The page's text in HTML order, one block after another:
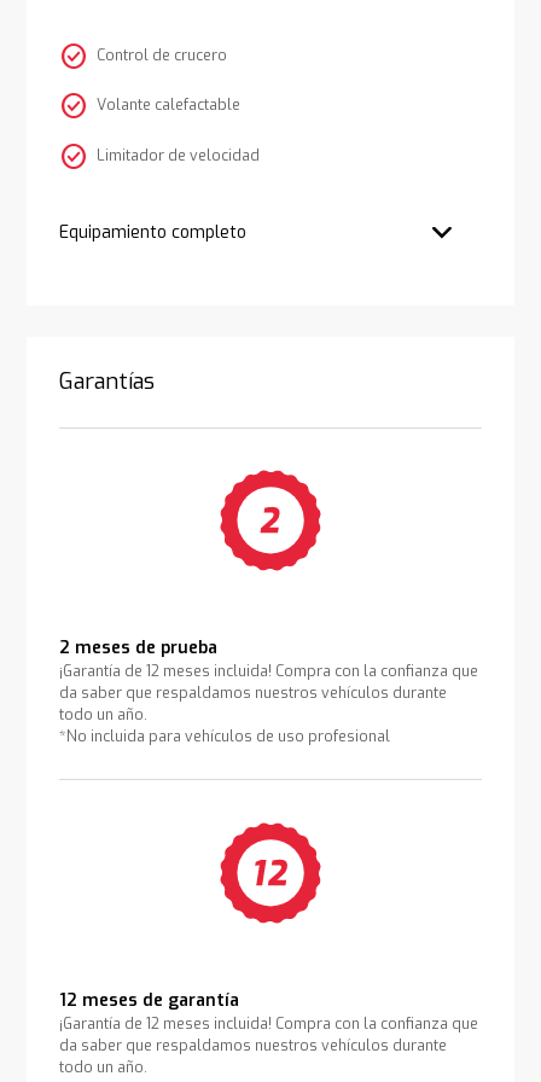
check_circle Control de crucero
check_circle Volante calefactable
check_circle Limitador de velocidad
Equipamiento completo
Garantías
2 meses de prueba
¡Garantía de 12 meses incluida! Compra con la confianza que
da saber que respaldamos nuestros vehículos durante
todo un año.
*No incluida para vehículos de uso profesional
12 meses de garantía
¡Garantía de 12 meses incluida! Compra con la confianza que
da saber que respaldamos nuestros vehículos durante
todo un año.